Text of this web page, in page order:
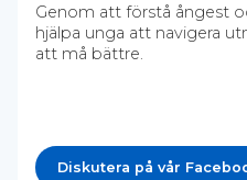
Genom att förstå ångest
hjälpa unga att navigera
att må bättre.
Diskutera på vår